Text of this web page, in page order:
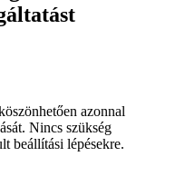
azonnal
Nincs szükség
beállítási lépésekre.